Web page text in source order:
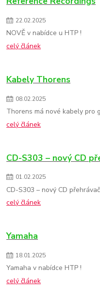
22.02.2025
NOVĚ v nabídce u HTP !
celý článek
Kabely Thorens
08.02.2025
Thorens má nové kabely pro
celý článek
CD-S303 – nový CD
01.02.2025
CD-S303 – nový CD
celý článek
Yamaha
18.01.2025
Yamaha v nabídce HTP !
celý článek